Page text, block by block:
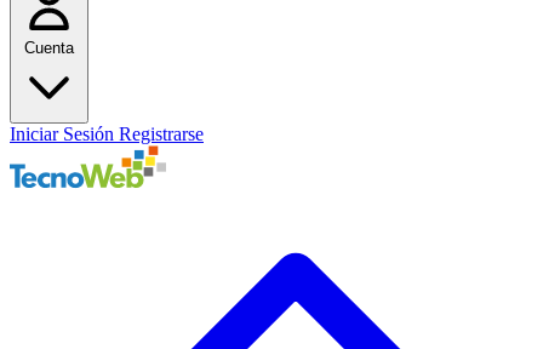
Cuenta
Iniciar Sesión Registrarse